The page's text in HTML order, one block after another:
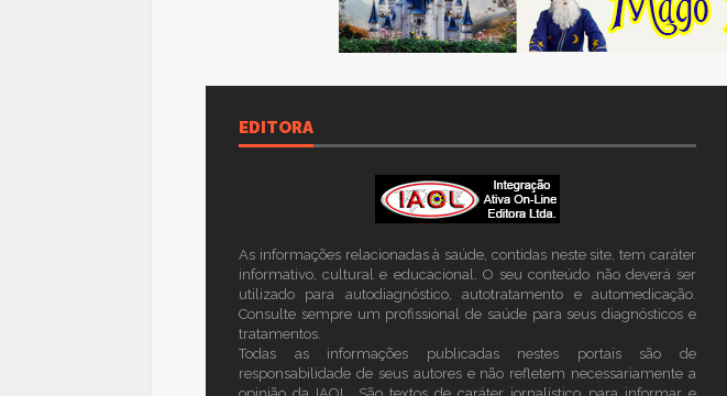
EDITORA
As informações relacionadas à saúde, contidas neste site, tem caráter
informativo, cultural e educacional. O seu conteúdo não deverá ser
utilizado para autodiagnóstico, autotratamento e automedicação.
Consulte sempre um profissional de saúde para seus diagnósticos e
tratamentos.
Todas as informações publicadas nestes portais são de
responsabilidade de seus autores e não refletem necessariamente a